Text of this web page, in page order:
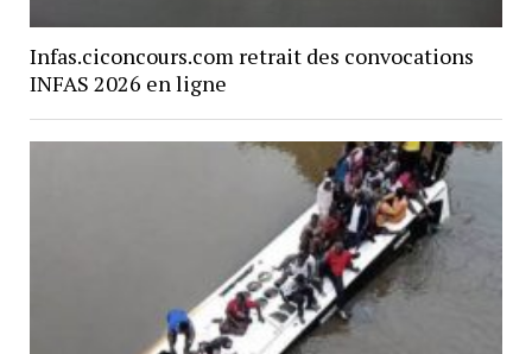
Infas.ciconcours.com retrait des convocations
INFAS 2026 en ligne